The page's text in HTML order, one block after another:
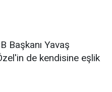
Başkanı Yavaş
de kendisine eşlik